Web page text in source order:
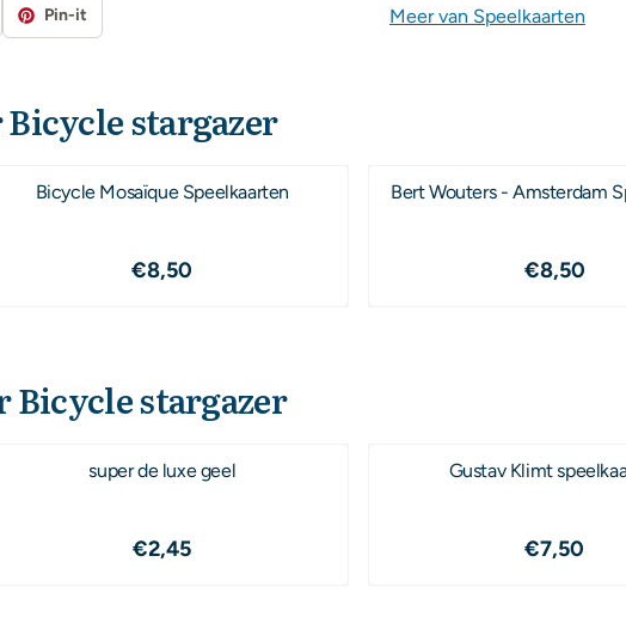
Pin-it Meer van Speelkaarten
Bicycle stargazer
Bicycle Mosaïque Speelkaarten
Prijs: 8,50
€8,50
Bert Wouters - Amsterdam
Prijs: 8,50
€8,50
Bicycle stargazer
super de luxe geel
Prijs: 2,45
€2,45
Gustav Klimt
Prijs: 7,50
€7,50